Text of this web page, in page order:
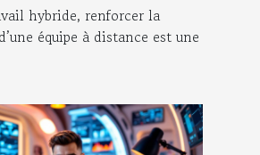
à distance
hybride, renforcer la
équipe à distance est une